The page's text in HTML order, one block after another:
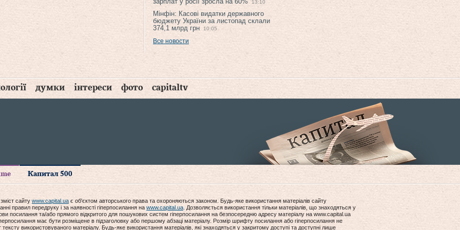
13:10
Мінфін: Касові видатки державного
бюджету України за листопад склали
374,1 млрд грн
10:05
Все новости
думки інтереси фото capitaltv
Капитал 500
сайту www.capital.ua є об'єктом авторського права та охороняються законом. Будь-яке використання матеріалів сайту
правил передруку і за наявності гіперпосилання на www.capital.ua . Дозволяється використання тільки матеріалів, що знаходяться у
посилання та/або прямого відкритого для пошукових систем гіперпосилання на безпосередню адресу матеріалу на www.capital.ua
має бути розміщене в підзаголовку або першому абзаці матеріалу. Розмір шрифту посилання або гіперпосилання не
використовуваного матеріалу. Будь-яке використання матеріалів, які знаходяться у закритому доступі та доступні лише